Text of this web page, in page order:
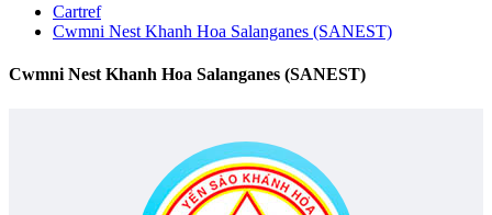
Cartref
Cwmni Nest Khanh Hoa Salanganes (SANEST)
Cwmni Nest Khanh Hoa Salanganes (SANEST)